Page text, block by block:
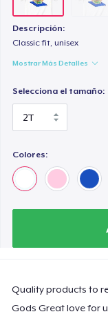
Descripción:
Classic fit, unisex
Mostrar Más Detalles
Selecciona el tamaño:
Colores:
Quality products to
Gods Great love for
Classic